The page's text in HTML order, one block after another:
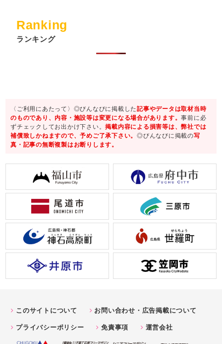
Ranking
ランキング
〈ご利用にあたって〉◎びんなびに掲載した記事やデータは取材当時
のものであり、内容・施設等は変更になる場合があります。事前に必
ずチェックしてお出かけ下さい。掲載内容による損害等は、弊社では
補償致しかねますので、予めご了承下さい。◎びんなびに掲載の写
真・記事の無断複製はお断りします。
このサイトについて
お問い合わせ・広告掲載について
プライバシーポリシー
免責事項 運営会社